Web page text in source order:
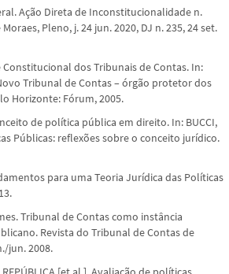
Ação Direta de Inconstitucionalidade n.
Pleno, j. 24 jun. 2020, DJ n. 235, 24 set.
Constitucional dos Tribunais de Contas. In:
Tribunal de Contas – órgão protetor dos
Horizonte: Fórum, 2005.
de política pública em direito. In: BUCCI,
Públicas: reflexões sobre o conceito jurídico.
para uma Teoria Jurídica das Políticas
Tribunal de Contas como instância
Revista do Tribunal de Contas de
jun. 2008.